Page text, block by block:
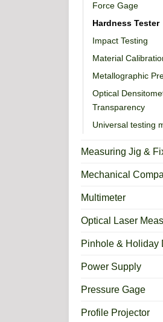
Force Gage
Hardness Tester
Impact Testing
Material
Metallographic
Optical
Transparency
Universal testing
Measuring Jig &
Mechanical
Multimeter
Optical Laser
Pinhole & Holiday
Power Supply
Pressure Gage
Profile Projector